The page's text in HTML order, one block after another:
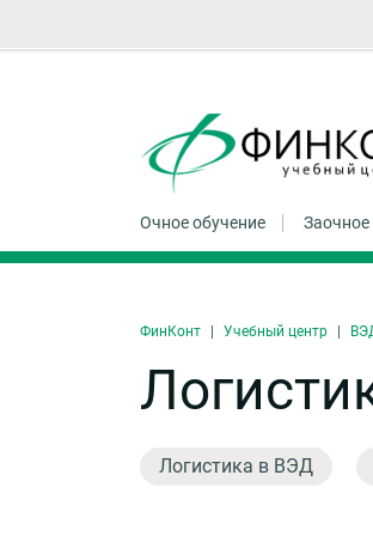
Очное обучение Заочное
ФинКонт Учебный центр
Логистика в ВЭД